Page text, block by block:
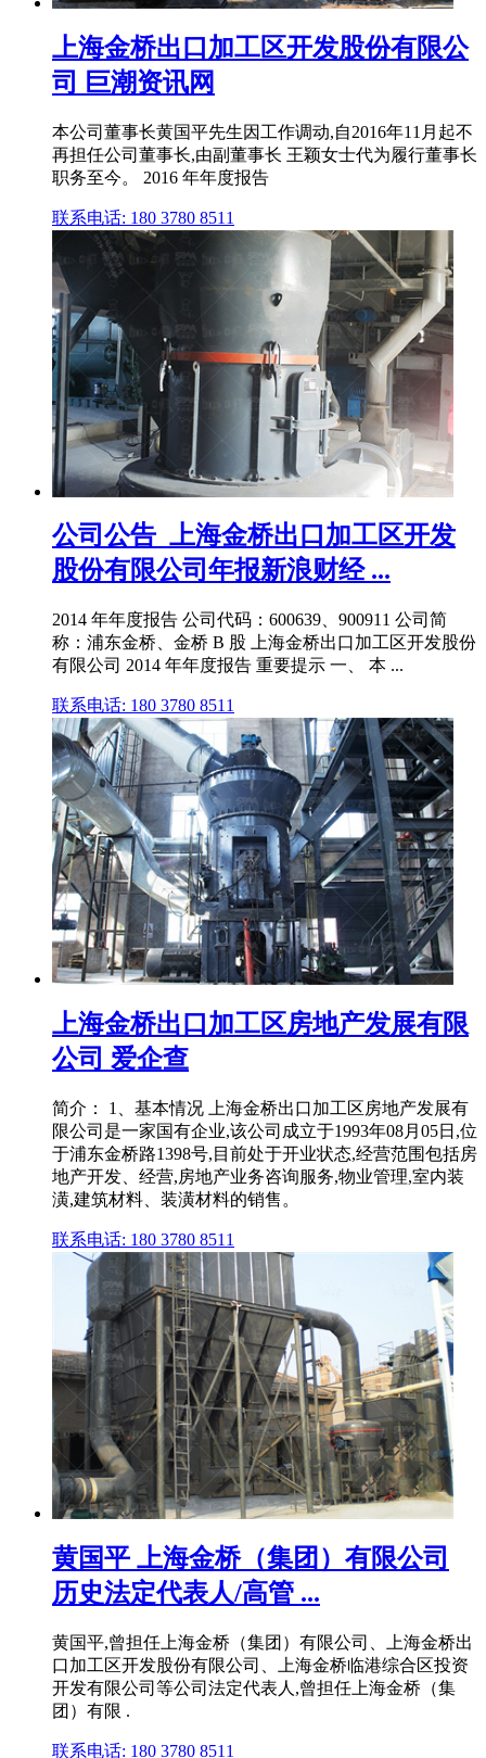
上海金桥出口加工区开发股份有限公
司 巨潮资讯网
本公司董事长黄国平先生因工作调动,自2016年11月起不
再担任公司董事长,由副董事长 王颖女士代为履行董事长
职务至今。 2016 年年度报告
联系电话: 180 3780 8511
公司公告_上海金桥出口加工区开发
股份有限公司年报新浪财经 ...
2014 年年度报告 公司代码：600639、900911 公司简
称：浦东金桥、金桥 B 股 上海金桥出口加工区开发股份
有限公司 2014 年年度报告 重要提示 一、 本 ...
联系电话: 180 3780 8511
上海金桥出口加工区房地产发展有限
公司 爱企查
简介： 1、基本情况 上海金桥出口加工区房地产发展有
限公司是一家国有企业,该公司成立于1993年08月05日,位
于浦东金桥路1398号,目前处于开业状态,经营范围包括房
地产开发、经营,房地产业务咨询服务,物业管理,室内装
潢,建筑材料、装潢材料的销售。
联系电话: 180 3780 8511
黄国平 上海金桥（集团）有限公司
历史法定代表人/高管 ...
黄国平,曾担任上海金桥（集团）有限公司、上海金桥出
口加工区开发股份有限公司、上海金桥临港综合区投资
开发有限公司等公司法定代表人,曾担任上海金桥（集
团）有限 .
联系电话: 180 3780 8511